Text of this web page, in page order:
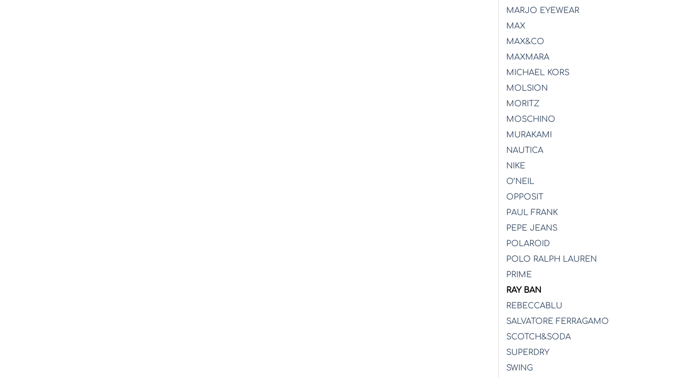
MARJO EYEWEAR
MAX
MAX&CO
MAXMARA
MICHAEL KORS
MOLSION
MORITZ
MOSCHINO
MURAKAMI
NAUTICA
NIKE
O’NEIL
OPPOSIT
PAUL FRANK
PEPE JEANS
POLAROID
POLO RALPH LAUREN
PRIME
RAY BAN
REBECCABLU
SALVATORE FERRAGAMO
SCOTCH&SODA
SUPERDRY
SWING